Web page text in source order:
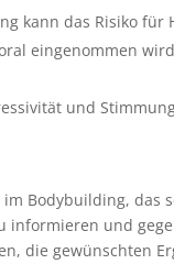
kann das Risiko für
eingenommen
und
Bodybuilding, das
informieren und
die gewünschten